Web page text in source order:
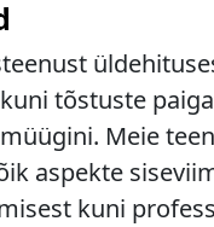
tõstuste
Meie
aspekte
kuni